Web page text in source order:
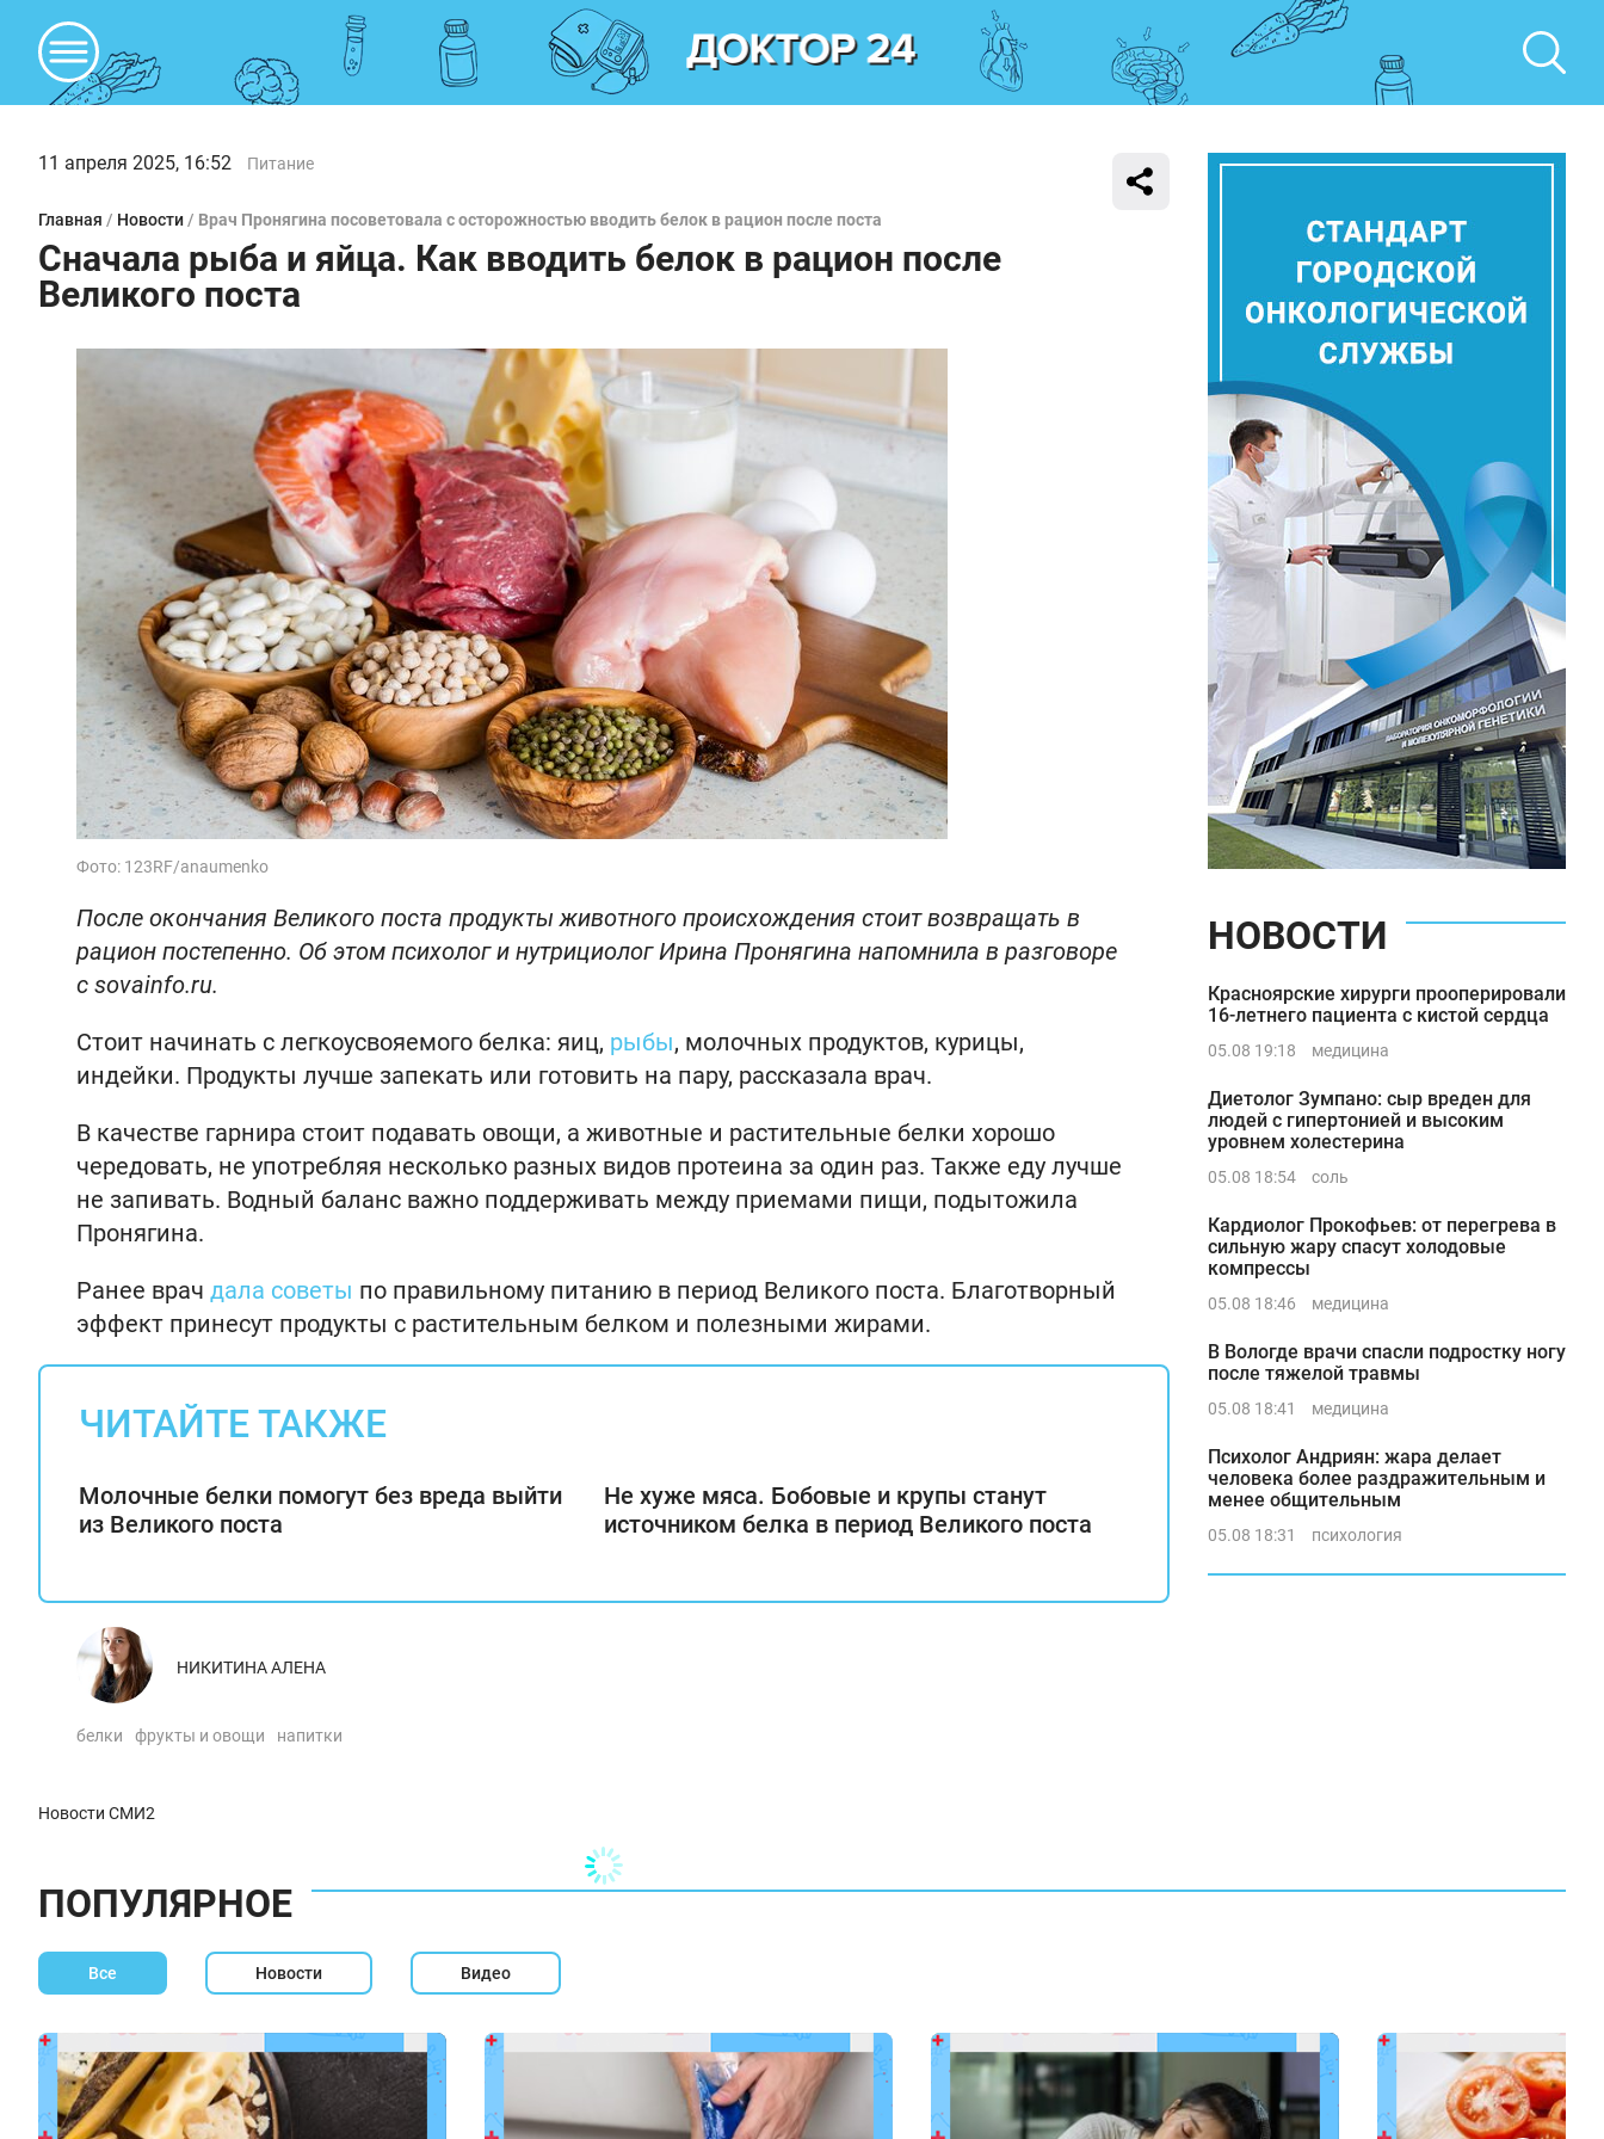
11 апреля 2025, 16:52 Питание
Главная / Новости / Врач Пронягина посоветовала с осторожностью вводить белок в рацион после поста
Сначала рыба и яйца. Как вводить белок в рацион после
Великого поста
Фото: 123RF/anaumenko
После окончания Великого поста продукты животного происхождения стоит возвращать в
рацион постепенно. Об этом психолог и нутрициолог Ирина Пронягина напомнила в разговоре
с sovainfo.ru.
Стоит начинать с легкоусвояемого белка: яиц, рыбы, молочных продуктов, курицы,
индейки. Продукты лучше запекать или готовить на пару, рассказала врач.
В качестве гарнира стоит подавать овощи, а животные и растительные белки хорошо
чередовать, не употребляя несколько разных видов протеина за один раз. Также еду лучше
не запивать. Водный баланс важно поддерживать между приемами пищи, подытожила
Пронягина.
Ранее врач дала советы по правильному питанию в период Великого поста. Благотворный
эффект принесут продукты с растительным белком и полезными жирами.
ЧИТАЙТЕ ТАКЖЕ
Молочные белки помогут без вреда выйти
из Великого поста
Не хуже мяса. Бобовые и крупы станут
источником белка в период Великого поста
НИКИТИНА АЛЕНА
белки фрукты и овощи напитки
Новости СМИ2
НОВОСТИ
Красноярские хирурги прооперировали
16-летнего пациента с кистой сердца
05.08 19:18 медицина
Диетолог Зумпано: сыр вреден для
людей с гипертонией и высоким
уровнем холестерина
05.08 18:54 соль
Кардиолог Прокофьев: от перегрева в
сильную жару спасут холодовые
компрессы
05.08 18:46 медицина
В Вологде врачи спасли подростку ногу
после тяжелой травмы
05.08 18:41 медицина
Психолог Андриян: жара делает
человека более раздражительным и
менее общительным
05.08 18:31 психология
ПОПУЛЯРНОЕ
Все Новости Видео